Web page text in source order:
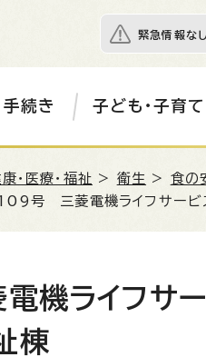
緊急情報なし
手続き 子ども・子育て
・医療・福祉 > 衛生 > 食の
号 三菱電機ライフサービ
機ライフサ
棟